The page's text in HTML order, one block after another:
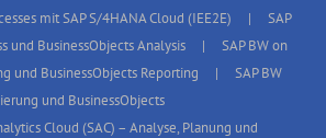
mit SAP S/4HANA Cloud (IEE2E)
SAP
und BusinessObjects Analysis
SAP BW on
und BusinessObjects Reporting
SAP BW
und BusinessObjects
Cloud (SAC) – Analyse, Planung und